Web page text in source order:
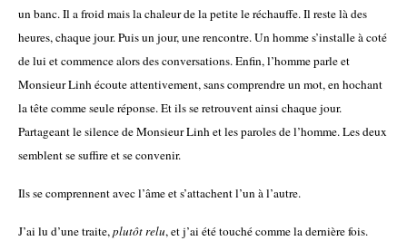
un banc. Il a froid mais la chaleur de la petite le réchauffe. Il reste là des
heures, chaque jour. Puis un jour, une rencontre. Un homme s’installe à coté
de lui et commence alors des conversations. Enfin, l’homme parle et
Monsieur Linh écoute attentivement, sans comprendre un mot, en hochant
la tête comme seule réponse. Et ils se retrouvent ainsi chaque jour.
Partageant le silence de Monsieur Linh et les paroles de l’homme. Les deux
semblent se suffire et se convenir.
Ils se comprennent avec l’âme et s’attachent l’un à l’autre.
J’ai lu d’une traite,plutôt relu, et j’ai été touché comme la dernière fois.